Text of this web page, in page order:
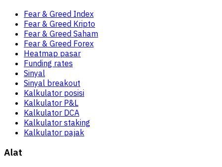
Fear & Greed Index
Fear & Greed Kripto
Fear & Greed Saham
Fear & Greed Forex
Heatmap pasar
Funding rates
Sinyal
Sinyal breakout
Kalkulator posisi
Kalkulator P&L
Kalkulator DCA
Kalkulator staking
Kalkulator pajak
Alat